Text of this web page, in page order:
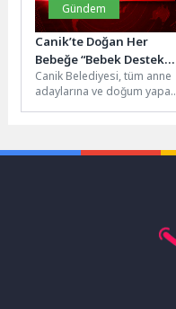
Gündem
Canik’te Doğan Her
Bebeğe “Bebek Destek
Paketi”
Canik Belediyesi, tüm anne
adaylarına ve doğum yapan